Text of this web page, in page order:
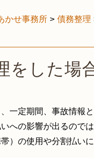
かせ事務所 > 債務整理
をした場
一定期間、事故情報
への影響が出るので
）の使用や分割払い